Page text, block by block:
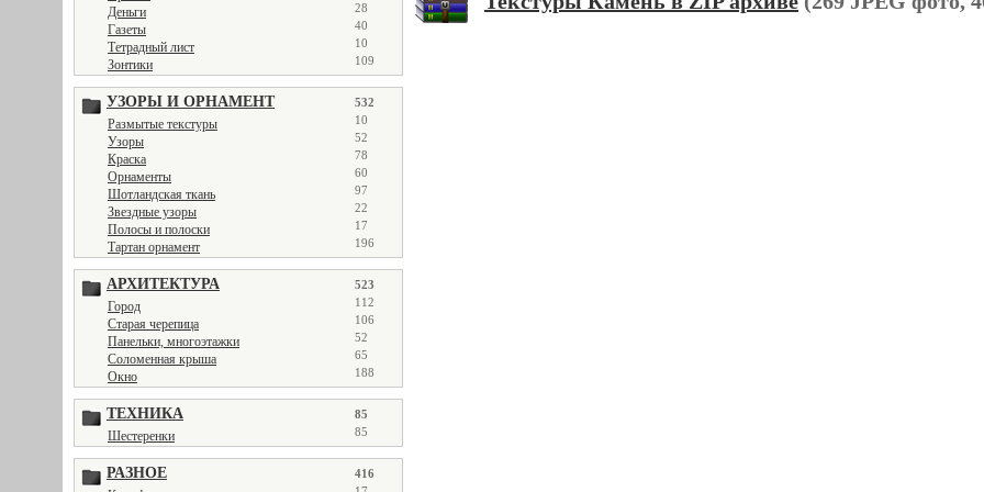
Деньги 28
Газеты 40
Тетрадный лист 10
Зонтики 109
УЗОРЫ И ОРНАМЕНТ 532
Размытые текстуры 10
Узоры 52
Краска 78
Орнаменты 60
Шотландская ткань 97
Звездные узоры 22
Полосы и полоски 17
Тартан орнамент 196
АРХИТЕКТУРА 523
Город 112
Старая черепица 106
Панельки, многоэтажки 52
Соломенная крыша 65
Окно 188
ТЕХНИКА 85
Шестеренки 85
РАЗНОЕ 416